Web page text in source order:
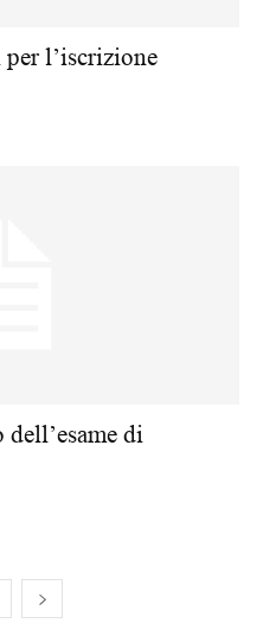
l’iscrizione
di